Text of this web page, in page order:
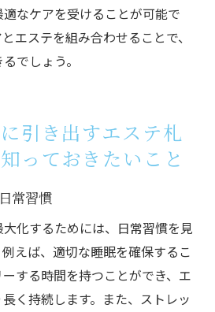
なケアを受けることが可能で
エステを組み合わせることで、
でしょう。
引き出すエステ札
っておきたいこと
常習慣
化するためには、日常習慣を見
えば、適切な睡眠を確保するこ
する時間を持つことができ、エ
く持続します。また、ストレッ